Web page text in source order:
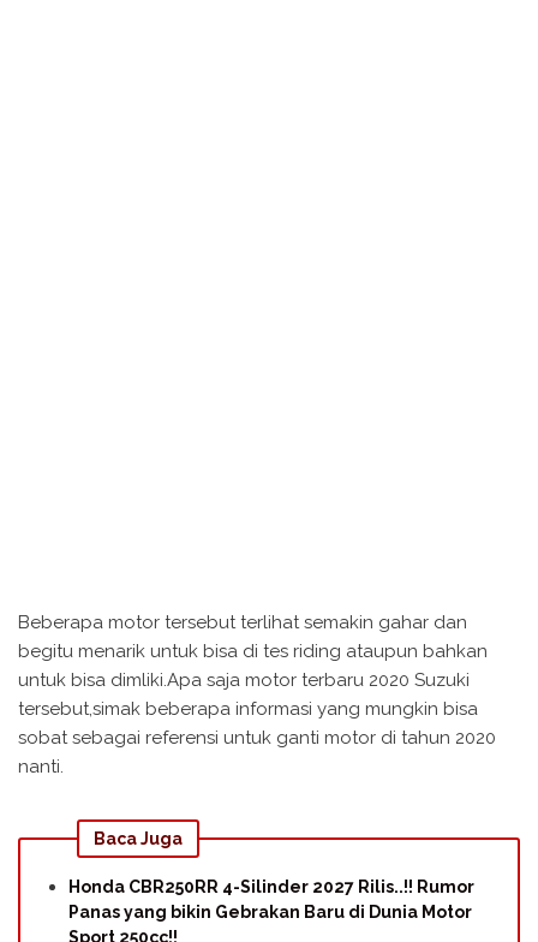
Beberapa motor tersebut terlihat semakin gahar dan
begitu menarik untuk bisa di tes riding ataupun bahkan
untuk bisa dimliki.Apa saja motor terbaru 2020 Suzuki
tersebut,simak beberapa informasi yang mungkin bisa
sobat sebagai referensi untuk ganti motor di tahun 2020
nanti.
Baca Juga
Honda CBR250RR 4-Silinder 2027 Rilis..!! Rumor
Panas yang bikin Gebrakan Baru di Dunia Motor
Sport 250cc!!